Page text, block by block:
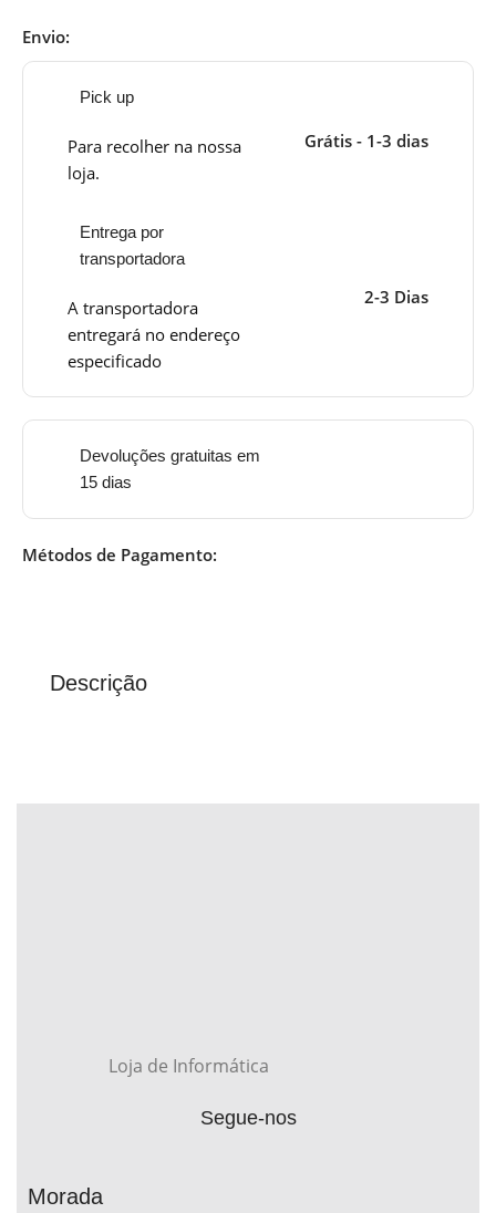
Envio:
Pick up
Para recolher na nossa
loja.
Grátis - 1-3 dias
Entrega por
transportadora
A transportadora
entregará no endereço
especificado
2-3 Dias
Devoluções gratuitas em
15 dias
Métodos de Pagamento:
Descrição
Loja de Informática
Segue-nos
Morada